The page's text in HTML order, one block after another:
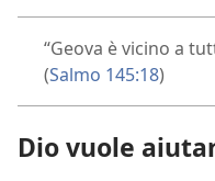
“Geova è vicino a
(Salmo 145:18)
Dio vuole